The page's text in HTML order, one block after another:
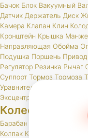
Бачок Блок Вакуумный
Датчик Держатель Диск
Камера Клапан Клин
Кронштейн Крышка
Направляющая Обойма
Подушка Поршень Привод
Регулятор Резинка Рычаг
Суппорт Тормоз Тормоза
Уравнитель
Эксцентрик
Колеса и шины
Барабан
Колпак Колпачок